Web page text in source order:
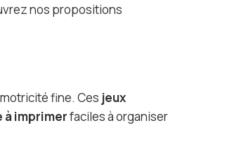
nos propositions
fine. Ces jeux
à imprimerfaciles à organiser